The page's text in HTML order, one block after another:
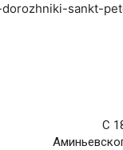
sankt-
С